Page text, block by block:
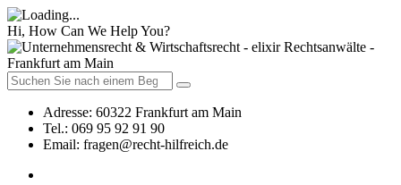
Hi, How Can We Help You?
Adresse: 60322 Frankfurt am Main
Tel.: 069 95 92 91 90
Email: fragen@recht-hilfreich.de